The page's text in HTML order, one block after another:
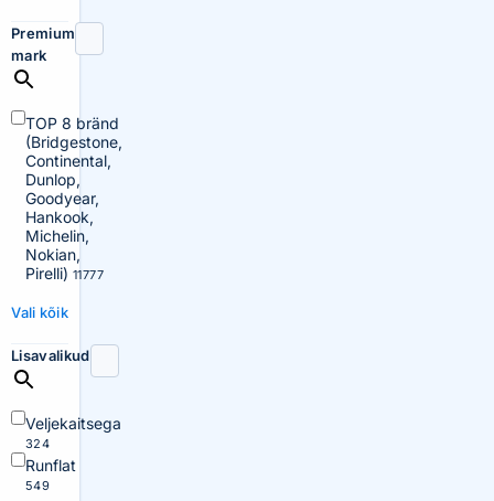
Premium
mark
TOP 8 bränd
(Bridgestone,
Continental,
Dunlop,
Goodyear,
Hankook,
Michelin,
Nokian,
Pirelli) 11777
Vali kõik
Lisavalikud
Veljekaitsega
324
Runflat
549